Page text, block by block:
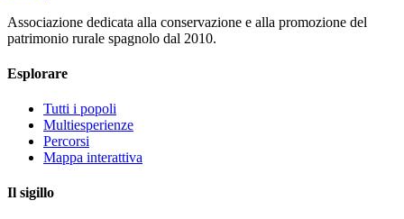
Associazione dedicata alla conservazione e alla promozione del
patrimonio rurale spagnolo dal 2010.
Esplorare
Tutti i popoli
Multiesperienze
Percorsi
Mappa interattiva
Il sigillo